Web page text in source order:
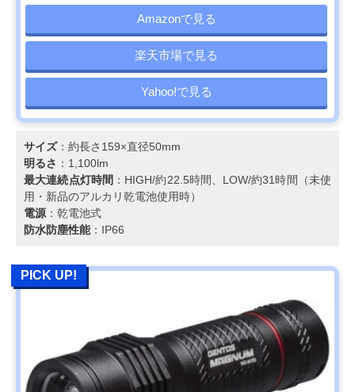
Amazonで見る
楽天市場で見る
Yahoo!で見る
サイズ：約長さ159×直径50mm
明るさ ：1,100lm
最大連続点灯時間 ：HIGH/約22.5時間、LOW/約31時間（未使
用・新品のアルカリ乾電池使用時）
電源 ：乾電池式
防水防塵性能：IP66
PICK UP!